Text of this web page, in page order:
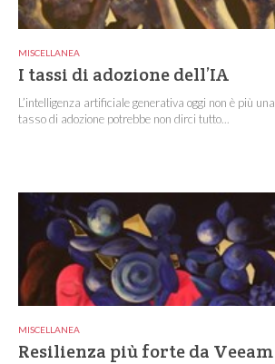
MISCELLANEA
I tassi di adozione dell’IA
L’intelligenza artificiale generativa oggi non è più
tasso di adozione potrebbe non dirci tutto...
MISCELLANEA
Resilienza più forte da Veeam